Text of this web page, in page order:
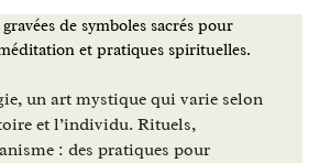
un art mystique qui varie selon
et l’individu. Rituels,
: des pratiques pour